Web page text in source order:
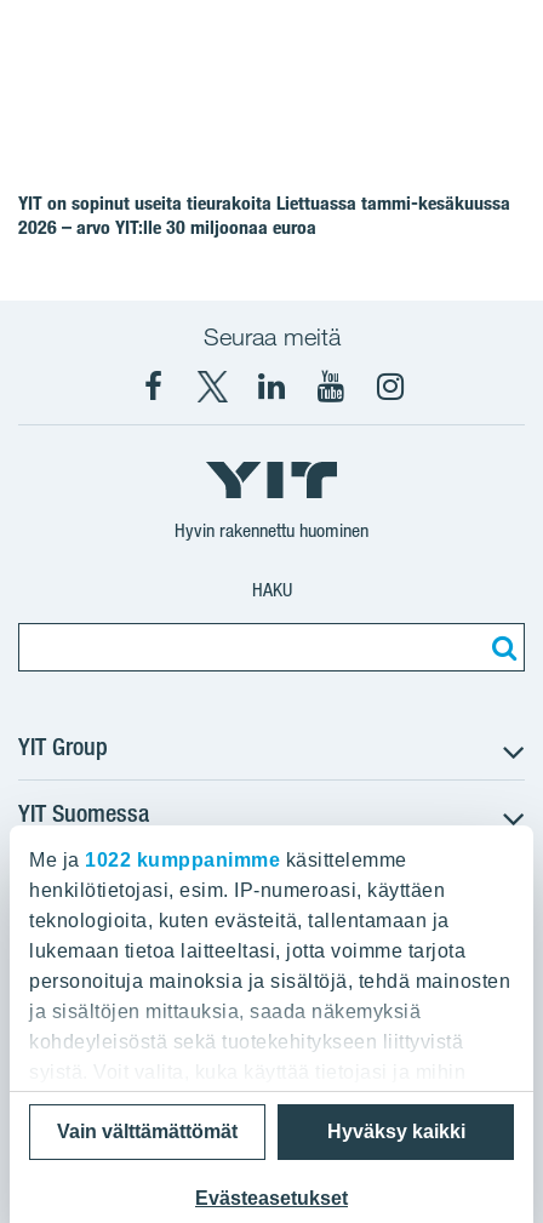
Me ja 1022 kumppanimme käsittelemme
henkilötietojasi, esim. IP-numeroasi, käyttäen
teknologioita, kuten evästeitä, tallentamaan ja
lukemaan tietoa laitteeltasi, jotta voimme tarjota
personoituja mainoksia ja sisältöjä, tehdä mainosten
ja sisältöjen mittauksia, saada näkemyksiä
kohdeyleisöstä sekä tuotekehitykseen liittyvistä
syistä. Voit valita, kuka käyttää tietojasi ja mihin
tarkoituksiin.
Jos sallit, haluamme myös tehdä seuraavia:
Kerätä tietoja maantieteellisestä sijainnistasi,
Hyväksy kaikki
Evästeasetukset
Vain välttämättömät
YIT on sopinut useita tieurakoita Liettuassa tammi-kesäkuussa
2026 – arvo YIT:lle 30 miljoonaa euroa
Seuraa meitä
Facebook
X
YIT
Suomi
YIT
Corporation
YIT
Corporation
Instagram
Hyvin rakennettu huominen
HAKU
YIT Group
Tietoa YIT:stä
Töihin meille
Sijoittajat
Projektit
Vastuullisuus
Media
Yhteystiedot
YIT Suomessa
Myytävät asunnot
Vuokrattavat toimitilat
Kiinteistösijoittaminen
Infrarakentaminen
Toimitilarakentaminen
Teollisuusrakentaminen
YIT:n pääkonttori
Panuntie 11, PL 36, 00620 Helsinki
020 433 111